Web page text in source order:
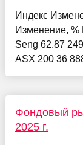
Индекс
Изменение, %
Seng 62.87
ASX 200 36
Фондовый
2025 г.